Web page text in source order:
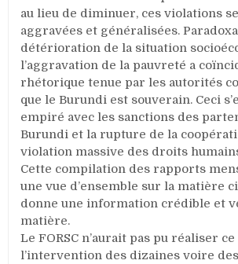
au lieu de diminuer, ces violations
aggravées et généralisées.
détérioration de la situation
l’aggravation de la pauvreté a
rhétorique tenue par les autorités
que le Burundi est souverain. Ceci
empiré avec les sanctions des
Burundi et la rupture de la
violation massive des droits
Cette compilation des rapports
une vue d’ensemble sur la matière
donne une information crédible et
matière.
Le FORSC n’aurait pas pu réaliser
l’intervention des dizaines voire